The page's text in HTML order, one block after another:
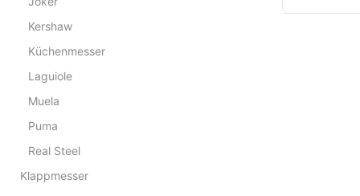
Kershaw
Küchenmesser
Laguiole
Muela
Puma
Real Steel
Klappmesser